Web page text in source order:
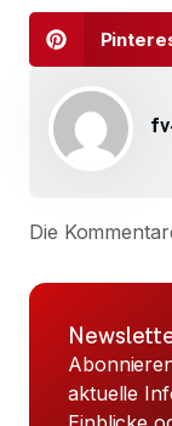
Die
aktuelle